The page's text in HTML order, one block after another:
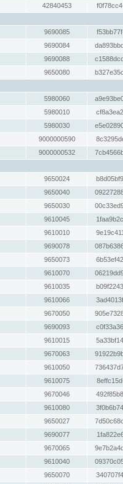
42840453
9690085
9690084
9690088
9650080
5980060
5980010
5980030
9000000590
9000000532
9650024
9650040
9650030
9610045
9610010
9690078
9650073
9610070
9610035
9610066
9670050
9690093
9610015
9670063
9610050
9610075
9670046
9610080
9650027
9690077
9670065
9610040
9650070